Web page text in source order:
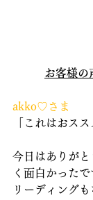
お客様の
akko♡さま
「これはおス
今日はありが
く面白かったで
リーディング